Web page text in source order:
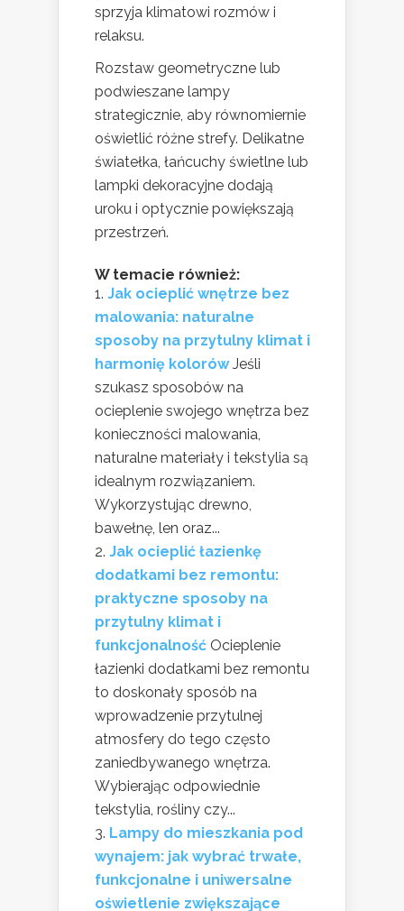
sprzyja klimatowi rozmów i
relaksu.
Rozstaw geometryczne lub
podwieszane lampy
strategicznie, aby równomiernie
oświetlić różne strefy. Delikatne
światełka, łańcuchy świetlne lub
lampki dekoracyjne dodają
uroku i optycznie powiększają
przestrzeń.
W temacie również:
Jak ocieplić wnętrze bez
malowania: naturalne
sposoby na przytulny klimat i
harmonię kolorów Jeśli
szukasz sposobów na
ocieplenie swojego wnętrza bez
konieczności malowania,
naturalne materiały i tekstylia są
idealnym rozwiązaniem.
Wykorzystując drewno,
bawełnę, len oraz...
Jak ocieplić łazienkę
dodatkami bez remontu:
praktyczne sposoby na
przytulny klimat i
funkcjonalność Ocieplenie
łazienki dodatkami bez remontu
to doskonały sposób na
wprowadzenie przytulnej
atmosfery do tego często
zaniedbywanego wnętrza.
Wybierając odpowiednie
tekstylia, rośliny czy...
Lampy do mieszkania pod
wynajem: jak wybrać trwałe,
funkcjonalne i uniwersalne
oświetlenie zwiększające